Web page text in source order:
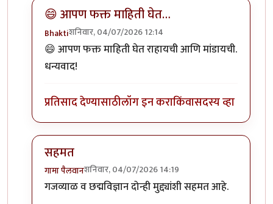
😄 आपण फक्त माहिती घेत…
Bhaktiशनिवार, 04/07/2026 12:14
In reply toगजव्याल शिल्प सुंदर!byअनन्त्_यात्री
😄 आपण फक्त माहिती घेत राहायची आणि मांडायची.
धन्यवाद!
प्रतिसाद देण्यासाठीलॉग इन कराकिंवासदस्य व्हा
सहमत
गामा पैलवानशनिवार, 04/07/2026 14:19
In reply toगजव्याल शिल्प सुंदर!byअनन्त्_यात्री
गजव्याळ व छद्मविज्ञान दोन्ही मुद्द्यांशी सहमत आहे.